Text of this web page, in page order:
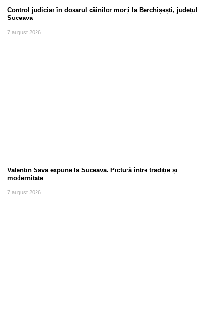
Control judiciar în dosarul câinilor morți la Berchișești, județul
Suceava
7 august 2026
Valentin Sava expune la Suceava. Pictură între tradiție și
modernitate
7 august 2026